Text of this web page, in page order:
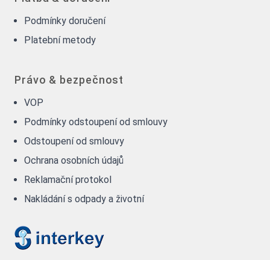
Podmínky doručení
Platební metody
Právo & bezpečnost
VOP
Podmínky odstoupení od smlouvy
Odstoupení od smlouvy
Ochrana osobních údajů
Reklamační protokol
Nakládání s odpady a životní